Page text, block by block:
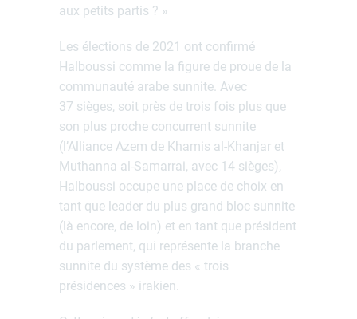
aux petits partis ? »
Les élections de 2021 ont confirmé
Halboussi comme la figure de proue de la
communauté arabe sunnite. Avec
37 sièges, soit près de trois fois plus que
son plus proche concurrent sunnite
(l’Alliance Azem de Khamis al-Khanjar et
Muthanna al-Samarrai, avec 14 sièges),
Halboussi occupe une place de choix en
tant que leader du plus grand bloc sunnite
(là encore, de loin) et en tant que président
du parlement, qui représente la branche
sunnite du système des « trois
présidences » irakien.